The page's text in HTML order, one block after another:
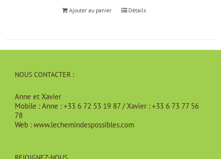
Ajouter au panier Détails
NOUS CONTACTER :
Anne et Xavier
Mobile : Anne : +33 6 72 53 19 87 / Xavier : +33 6 73 77 56
78
Web : www.lechemindespossibles.com